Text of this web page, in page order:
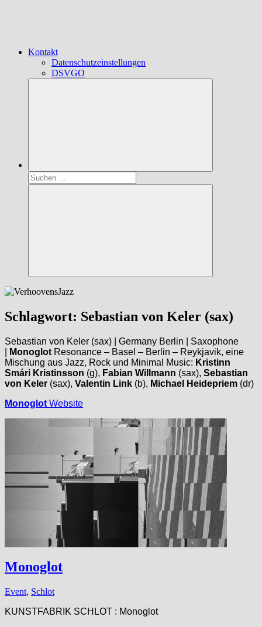
Kontakt
Datenschutzeinstellungen
DSVGO
Suchen
nach:
Suchen
Schlagwort: Sebastian von Keler (sax)
Sebastian von Keler (sax) | Germany Berlin | Saxophone
Monoglot Resonance – Basel – Berlin – Reykjavik, eine
Mischung aus Jazz, Rock und Minimal Music: Kristinn
Smári Kristinsson (g), Fabian Willmann (sax), Sebastian
von Keler (sax), Valentin Link (b), Michael Heidepriem (dr)
Monoglot Website
Monoglot
Event, Schlot
KUNSTFABRIK SCHLOT : Monoglot